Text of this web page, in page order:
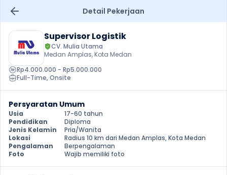
Detail Pekerjaan
Supervisor Logistik
CV. Mulia Utama
Medan Amplas, Kota Medan
Rp4.000.000 - Rp5.000.000
Full-Time, Onsite
Persyaratan Umum
Usia
17-60 tahun
Pendidikan
Diploma
Jenis Kelamin
Pria/Wanita
Lokasi
Radius 10 km dari Medan Amplas, Kota Medan
Pengalaman
Berpengalaman
Foto
Wajib memiliki foto